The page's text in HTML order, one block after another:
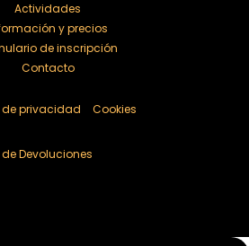
Actividades
y precios
de inscripción
Contacto
de privacidad
Devoluciones
Cookies